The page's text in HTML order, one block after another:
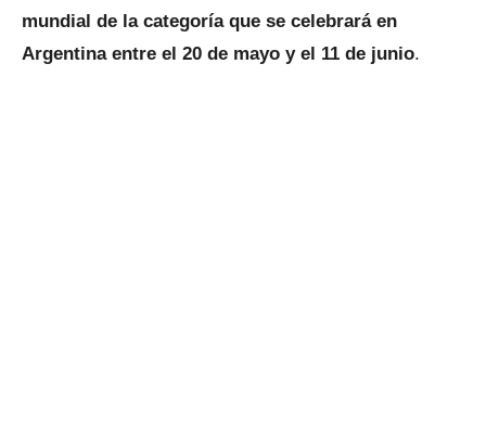
mundial de la categoría que se celebrará en
Argentina entre el 20 de mayo y el 11 de junio.